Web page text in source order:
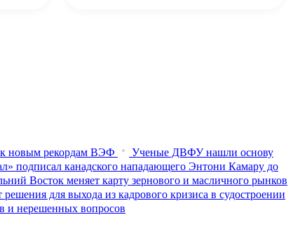
к новым рекордам ВЭФ
Ученые ДВФУ нашли основу
подписал канадского нападающего Энтони Камару до
Восток меняет карту зернового и масличного рынков
для выхода из кадрового кризиса в судостроении
и нерешенных вопросов